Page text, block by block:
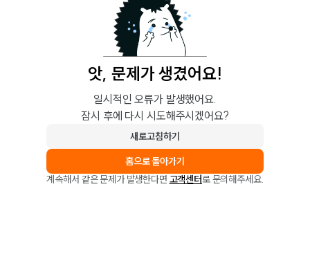
앗, 문제가 생겼어요!
일시적인 오류가 발생했어요.
잠시 후에 다시 시도해주시겠어요?
새로고침하기
홈으로 돌아가기
계속해서 같은 문제가 발생한다면 고객센터로 문의해주세요.